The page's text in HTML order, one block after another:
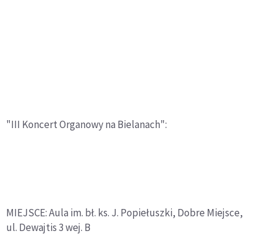
"III Koncert Organowy na Bielanach":
MIEJSCE: Aula im. bł. ks. J. Popiełuszki, Dobre Miejsce,
ul. Dewajtis 3 wej. B